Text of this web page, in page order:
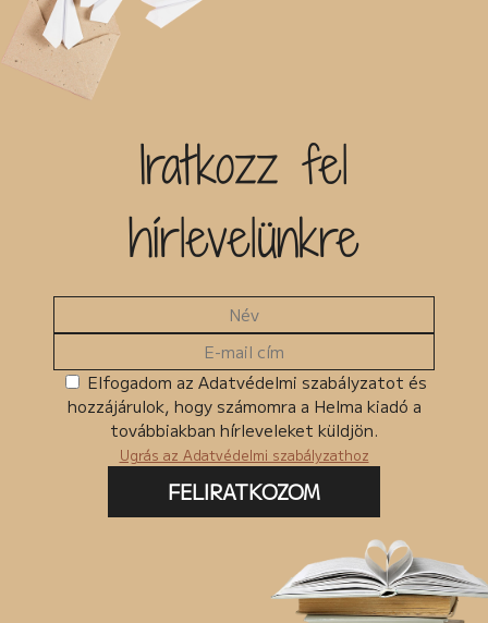
Iratkozz fel
hírlevelünkre
Elfogadom az Adatvédelmi szabályzatot és
hozzájárulok, hogy számomra a Helma kiadó a
továbbiakban hírleveleket küldjön.
Ugrás az Adatvédelmi szabályzathoz
FELIRATKOZOM